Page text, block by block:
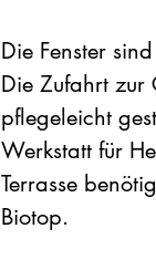
Die Fenster
Die Zufahrt zur
pflegeleicht
Werkstatt für
Terrasse
Biotop.